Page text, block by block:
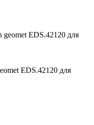
EDS.42120 для